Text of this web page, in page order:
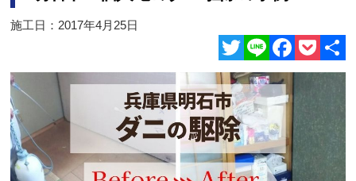
施工日：2017年4月25日
Twitter
LineFacebook
Pocket
共
有